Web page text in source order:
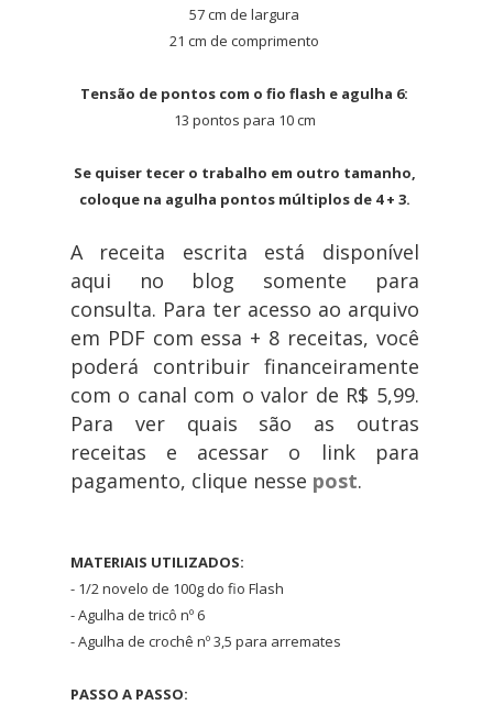
57 cm de largura
21 cm de comprimento
Tensão de pontos com o fio flash e agulha 6:
13 pontos para 10 cm
Se quiser tecer o trabalho em outro tamanho,
coloque na agulha pontos múltiplos de 4 + 3.
A receita escrita está disponível
aqui no blog somente para
consulta. Para ter acesso ao arquivo
em PDF com essa + 8 receitas, você
poderá contribuir financeiramente
com o canal com o valor de R$ 5,99.
Para ver quais são as outras
receitas e acessar o link para
pagamento, clique nesse post.
MATERIAIS UTILIZADOS:
- 1/2 novelo de 100g do fio Flash
- Agulha de tricô nº 6
- Agulha de crochê nº 3,5 para arremates
PASSO A PASSO: